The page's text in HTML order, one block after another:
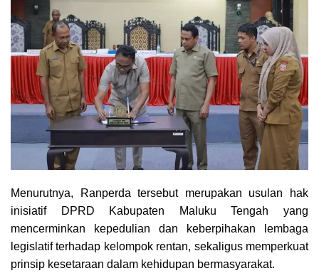
Menurutnya, Ranperda tersebut merupakan usulan hak
inisiatif DPRD Kabupaten Maluku Tengah yang
mencerminkan kepedulian dan keberpihakan lembaga
legislatif terhadap kelompok rentan, sekaligus memperkuat
prinsip kesetaraan dalam kehidupan bermasyarakat.